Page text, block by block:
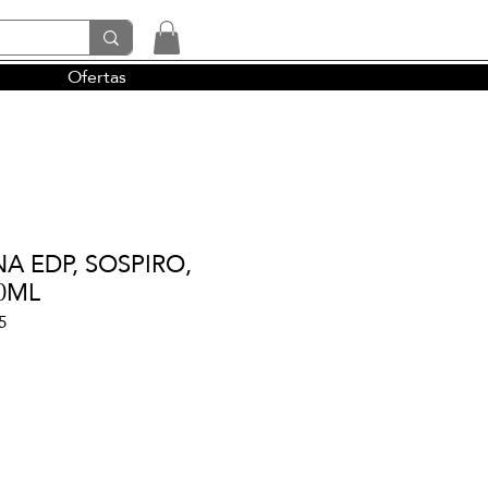
y la perfumería árabe
Ofertas
EDP, SOSPIRO,